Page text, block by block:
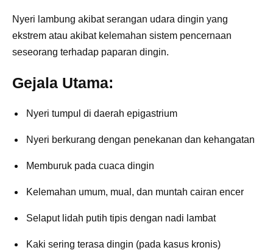
Nyeri lambung akibat serangan udara dingin yang
ekstrem atau akibat kelemahan sistem pencernaan
seseorang terhadap paparan dingin.
Gejala Utama:
Nyeri tumpul di daerah epigastrium
Nyeri berkurang dengan penekanan dan kehangatan
Memburuk pada cuaca dingin
Kelemahan umum, mual, dan muntah cairan encer
Selaput lidah putih tipis dengan nadi lambat
Kaki sering terasa dingin (pada kasus kronis)